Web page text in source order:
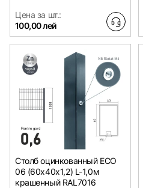
Цена за шт.:
100,00 лей
Столб оцинкованный ЕСО
06 (60х40x1,2) L-1,0м
крашенный RAL7016